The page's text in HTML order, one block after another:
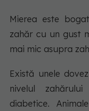
Mierea este
zahăr cu un gust
mai mic asupra
Există unele
nivelul
diabetice.